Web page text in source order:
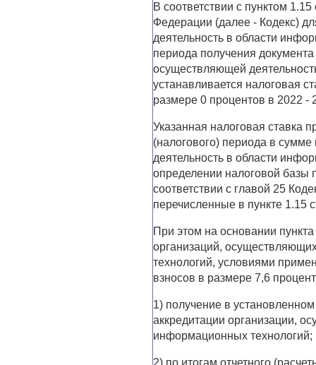
В соответствии с пунктом
Федерации (далее - Кодекс)
деятельность в области
периода получения
осуществляющей
устанавливается налоговая
размере 0 процентов в 2022 -
Указанная налоговая ставка
(налогового) периода в
деятельность в области
определении налоговой базы
соответствии с главой 25
перечисленные в пункте 1.15
При этом на основании
организаций,
технологий, условиями
взносов в размере 7,6
1) получение в
аккредитации организации,
информационных технологий;
2) по итогам отчетного